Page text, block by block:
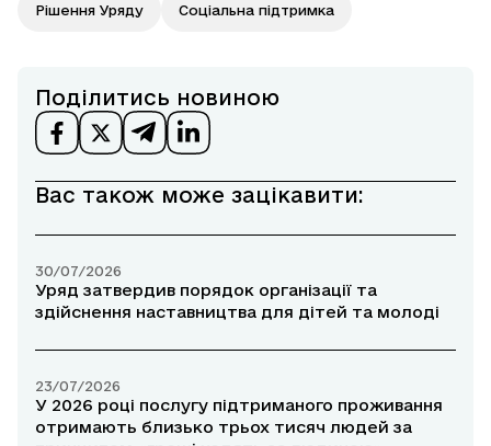
Рішення Уряду Соціальна підтримка
Поділитись новиною
Вас також може зацікавити:
30/07/2026
Уряд затвердив порядок організації та
здійснення наставництва для дітей та молоді
23/07/2026
У 2026 році послугу підтриманого проживання
отримають близько трьох тисяч людей за